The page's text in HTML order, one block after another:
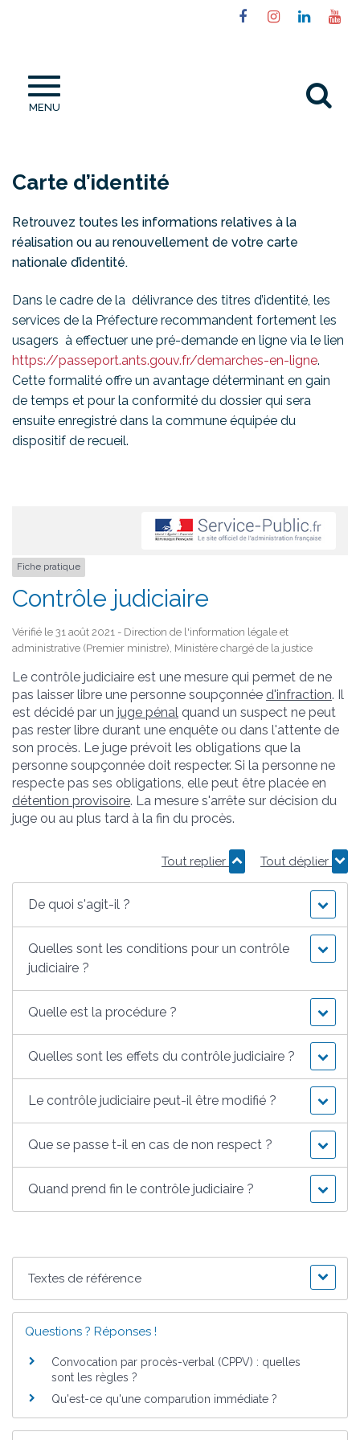
Lien
Facebook
Lien
Instagram
Lien
MENU
Carte d’identité
Retrouvez toutes les informations relatives à la
réalisation ou au renouvellement de votre carte
nationale d’identité.
Dans le cadre de la délivrance des titres d’identité, les
services de la Préfecture recommandent fortement les
usagers à effectuer une pré-demande en ligne via le lien
https://passeport.ants.gouv.fr/demarches-en-ligne.
Cette formalité offre un avantage déterminant en gain
de temps et pour la conformité du dossier qui sera
ensuite enregistré dans la commune équipée du
dispositif de recueil.
Fiche pratique
Contrôle judiciaire
Vérifié le 31 août 2021 - Direction de l'information légale et
administrative (Premier ministre), Ministère chargé de la justice
Le contrôle judiciaire est une mesure qui permet de ne
pas laisser libre une personne soupçonnée d'infraction. Il
est décidé par un juge pénal quand un suspect ne peut
pas rester libre durant une enquête ou dans l'attente de
son procès. Le juge prévoit les obligations que la
personne soupçonnée doit respecter. Si la personne ne
respecte pas ses obligations, elle peut être placée en
détention provisoire. La mesure s'arrête sur décision du
juge ou au plus tard à la fin du procès.
Tout replier Tout déplier
De quoi s'agit-il ?
Quelles sont les conditions pour un contrôle
judiciaire ?
Quelle est la procédure ?
Quelles sont les effets du contrôle judiciaire ?
Le contrôle judiciaire peut-il être modifié ?
Que se passe t-il en cas de non respect ?
Quand prend fin le contrôle judiciaire ?
Textes de référence
Questions ? Réponses !
Convocation par procès-verbal (CPPV) : quelles
sont les règles ?
Qu'est-ce qu'une comparution immédiate ?